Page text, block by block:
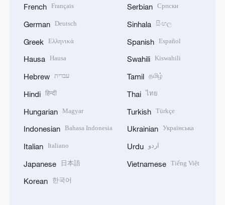
French Français
German Deutsch
Greek Ελληνικά
Hausa Hausa
Hebrew עברית
Hindi हिन्दी
Hungarian Magyar
Indonesian Bahasa Indonesia
Italian Italiano
Japanese 日本語
Korean 한국어
Serbian Српски
Sinhala සිංහල
Spanish Español
Swahili Kiswahili
Tamil தமிழ்
Thai ไทย
Turkish Türkçe
Ukrainian Українська
Urdu اردو
Vietnamese Tiếng Việt